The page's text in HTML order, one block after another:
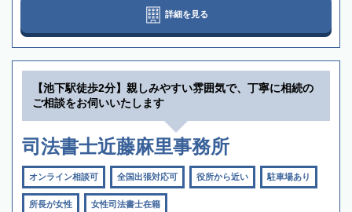
詳細を見る
【池下駅徒歩2分】親しみやすい雰囲気で、丁寧に相続の
ご相談をお伺いいたします
司法書士近藤麻里事務所
オンライン相談可 全国出張対応可 役所から近い 駐車場あり
所長が女性 女性司法書士在籍